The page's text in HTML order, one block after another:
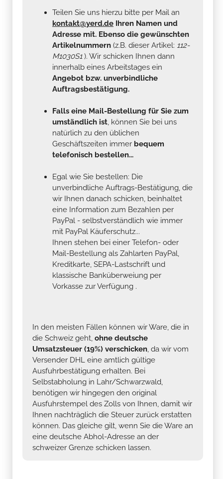
Teilen Sie uns hierzu bitte per Mail an
kontakt@yerd.de Ihren Namen und
Adresse mit. Ebenso die gewünschten
Artikelnummern (z.B. dieser Artikel: 112-
M1030S1). Wir schicken Ihnen dann
innerhalb eines Arbeitstages ein
Angebot bzw. unverbindliche
Auftragsbestätigung.
Falls eine Mail-Bestellung für Sie zum
umständlich ist, können Sie bei uns
natürlich zu den üblichen
Geschäftszeiten immer bequem
telefonisch bestellen...
Egal wie Sie bestellen: Die
unverbindliche Auftrags-Bestätigung, die
wir Ihnen danach schicken, beinhaltet
eine Information zum Bezahlen per
PayPal - selbstverständlich wie immer
mit PayPal Käuferschutz...
Ihnen stehen bei einer Telefon- oder
Mail-Bestellung als Zahlarten PayPal,
Kreditkarte, SEPA-Lastschrift und
klassische Banküberweiung per
Vorkasse zur Verfügung .
In den meisten Fällen können wir Ware, die in
die Schweiz geht, ohne deutsche
Umsatzsteuer (19%) verschicken, da wir vom
Versender DHL eine amtlich gültige
Ausfuhrbestätigung erhalten. Bei
Selbstabholung in Lahr/Schwarzwald,
benötigen wir hingegen den original
Ausfuhrstempel des Zolls von Ihnen, damit wir
Ihnen nachträglich die Steuer zurück erstatten
können. Das gleiche gilt, wenn Sie die Ware an
eine deutsche Abhol-Adresse an der
schweizer Grenze schicken lassen.